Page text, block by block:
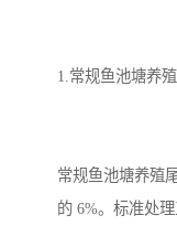
1.常规鱼池塘养
常规鱼池塘养殖
的 6%。标准处
淀粉污水处理设